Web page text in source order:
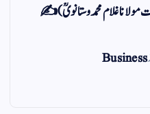
غلام محمد وستانویؒ)✍
Business